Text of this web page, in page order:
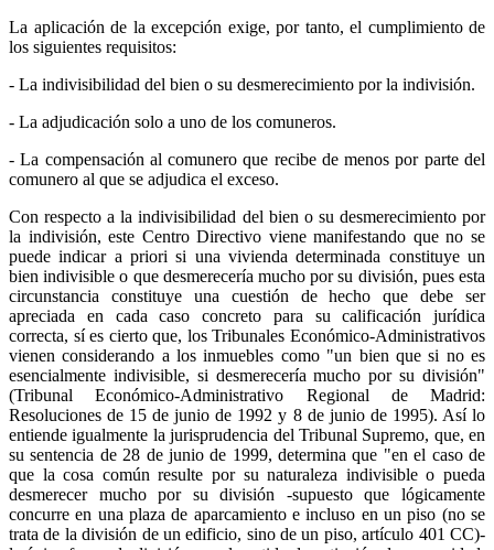
La aplicación de la excepción exige, por tanto, el cumplimiento de
los siguientes requisitos:
- La indivisibilidad del bien o su desmerecimiento por la indivisión.
- La adjudicación solo a uno de los comuneros.
- La compensación al comunero que recibe de menos por parte del
comunero al que se adjudica el exceso.
Con respecto a la indivisibilidad del bien o su desmerecimiento por
la indivisión, este Centro Directivo viene manifestando que no se
puede indicar a priori si una vivienda determinada constituye un
bien indivisible o que desmerecería mucho por su división, pues esta
circunstancia constituye una cuestión de hecho que debe ser
apreciada en cada caso concreto para su calificación jurídica
correcta, sí es cierto que, los Tribunales Económico-Administrativos
vienen considerando a los inmuebles como "un bien que si no es
esencialmente indivisible, si desmerecería mucho por su división"
(Tribunal Económico-Administrativo Regional de Madrid:
Resoluciones de 15 de junio de 1992 y 8 de junio de 1995). Así lo
entiende igualmente la jurisprudencia del Tribunal Supremo, que, en
su sentencia de 28 de junio de 1999, determina que "en el caso de
que la cosa común resulte por su naturaleza indivisible o pueda
desmerecer mucho por su división -supuesto que lógicamente
concurre en una plaza de aparcamiento e incluso en un piso (no se
trata de la división de un edificio, sino de un piso, artículo 401 CC)-